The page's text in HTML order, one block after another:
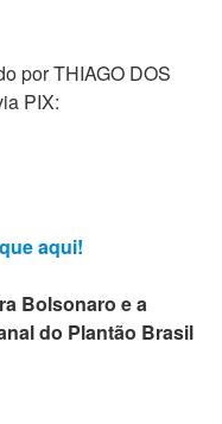
por THIAGO DOS
PIX:
aqui!
Bolsonaro e a
do Plantão Brasil